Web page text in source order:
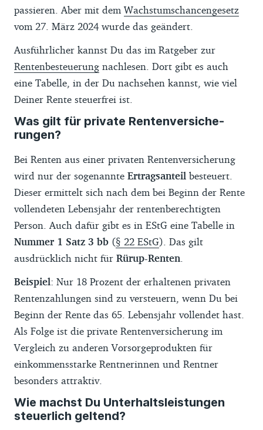
passieren. Aber mit dem Wachstumschancengesetz
vom 27. März 2024 wurde das geändert.
Ausführlicher kannst Du das im Ratgeber zur
Rentenbesteuerung nachlesen. Dort gibt es auch
eine Tabelle, in der Du nachsehen kannst, wie viel
Deiner Rente steuerfrei ist.
Was gilt für private Ren­ten­ver­si­che­
rungen?
Bei Renten aus einer privaten Rentenversicherung
wird nur der sogenannte Ertragsanteil besteuert.
Dieser ermittelt sich nach dem bei Beginn der Rente
vollendeten Lebensjahr der rentenberechtigten
Person. Auch dafür gibt es in EStG eine Tabelle in
Nummer 1 Satz 3 bb (§ 22 EStG). Das gilt
ausdrücklich nicht für Rürup-Renten
Beispiel: Nur 18 Prozent der erhaltenen privaten
Rentenzahlungen sind zu versteuern, wenn Du bei
Beginn der Rente das 65. Lebensjahr vollendet hast.
Als Folge ist die private Ren­ten­ver­si­che­rung im
Vergleich zu anderen Vorsorgeprodukten für
einkommensstarke Rentnerinnen und Rentner
besonders attraktiv.
Wie machst Du Unterhaltsleistungen
steuerlich geltend?